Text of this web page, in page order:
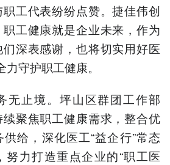
工代表纷纷点赞。捷佳伟创
工健康就是企业未来，作为
深表感谢，也将切实用好医
力守护职工健康。
无止境。坪山区群团工作部
续聚焦职工健康需求，整合优
给，深化医工“益企行”常态
努力打造重点企业的“职工医